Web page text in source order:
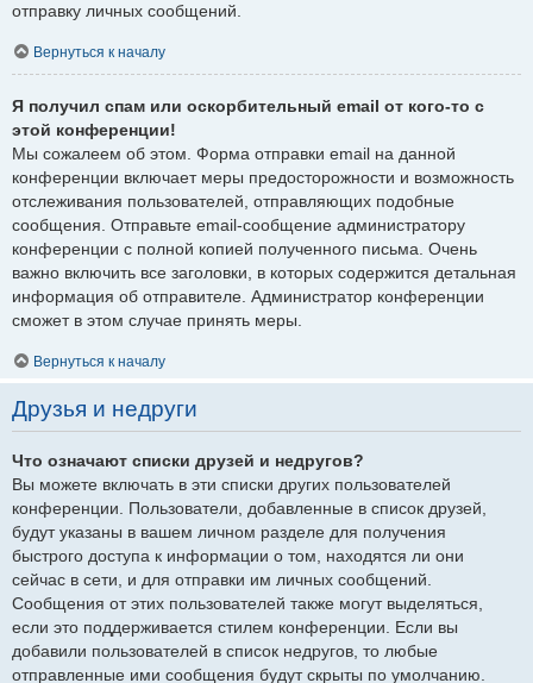
отправку личных сообщений.
Вернуться к началу
Я получил спам или оскорбительный email от кого-то с
этой конференции!
Мы сожалеем об этом. Форма отправки email на данной
конференции включает меры предосторожности и возможность
отслеживания пользователей, отправляющих подобные
сообщения. Отправьте email-сообщение администратору
конференции с полной копией полученного письма. Очень
важно включить все заголовки, в которых содержится детальная
информация об отправителе. Администратор конференции
сможет в этом случае принять меры.
Вернуться к началу
Друзья и недруги
Что означают списки друзей и недругов?
Вы можете включать в эти списки других пользователей
конференции. Пользователи, добавленные в список друзей,
будут указаны в вашем личном разделе для получения
быстрого доступа к информации о том, находятся ли они
сейчас в сети, и для отправки им личных сообщений.
Сообщения от этих пользователей также могут выделяться,
если это поддерживается стилем конференции. Если вы
добавили пользователей в список недругов, то любые
отправленные ими сообщения будут скрыты по умолчанию.